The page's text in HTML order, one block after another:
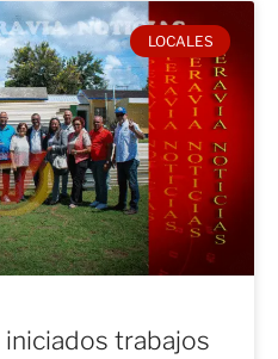
LOCALES
trabajos